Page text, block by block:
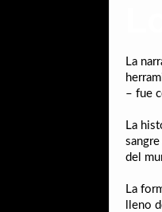
La
– fue
La
del
La
lleno